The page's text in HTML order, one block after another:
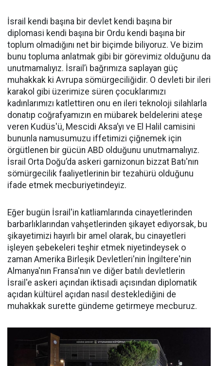
İsrail kendi başına bir devlet kendi başına bir
diplomasi kendi başına bir Ordu kendi başına bir
toplum olmadığını net bir biçimde biliyoruz. Ve bizim
bunu topluma anlatmak gibi bir görevimiz olduğunu da
unutmamalıyız. İsrail’i bağrımıza saplayan güç
muhakkak ki Avrupa sömürgeciliğidir. O devleti bir ileri
karakol gibi üzerimize süren çocuklarımızı
kadınlarımızı katlettiren onu en ileri teknoloji silahlarla
donatıp coğrafyamızın en mübarek beldelerini ateşe
veren Kudüs'ü, Mescidi Aksa’yı ve El Halil camisini
bununla namusumuzu iffetimizi çiğnemek için
örgütlenen bir gücün ABD olduğunu unutmamalıyız.
İsrail Orta Doğu’da askeri garnizonun bizzat Batı'nın
sömürgecilik faaliyetlerinin bir tezahürü olduğunu
ifade etmek mecburiyetindeyiz.
Eğer bugün İsrail'in katliamlarında cinayetlerinden
barbarlıklarından vahşetlerinden şikayet ediyorsak, bu
şikayetimizi hayırlı bir amel olarak, bu cinayetleri
işleyen şebekeleri teşhir etmek niyetindeysek o
zaman Amerika Birleşik Devletleri'nin İngiltere'nin
Almanya'nın Fransa'nın ve diğer batılı devletlerin
İsrail'e askeri açından iktisadi açısından diplomatik
açıdan kültürel açıdan nasıl desteklediğini de
muhakkak surette gündeme getirmeye mecburuz.